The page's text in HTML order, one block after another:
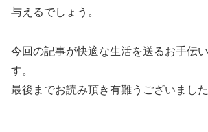
与えるでしょう。
今回の記事が快適な生活を送るお手伝
す。
最後までお読み頂き有難うございました